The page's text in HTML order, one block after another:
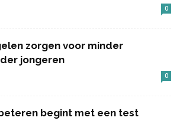
0
zorgen voor minder
jongeren
0
begint met een test